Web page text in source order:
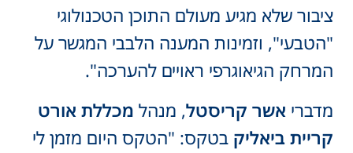
ציבור שלא מגיע מעולם התוכן הטכנולוגי
"הטבעי", וזמינות המענה הלבבי המגשר על
המרחק הגיאוגרפי ראויים להערכה".
מדברי אשר קריסטל, מנהל מכללת אורט
קריית ביאליק בטקס: "הטקס היום מזמן לי